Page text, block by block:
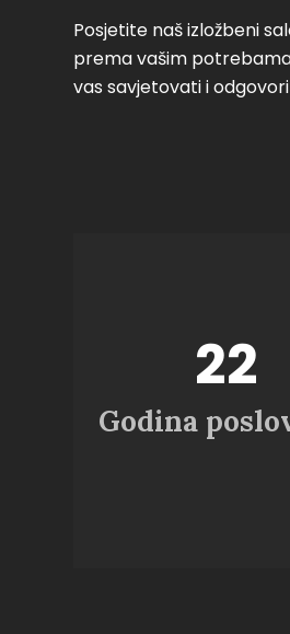
Posjetite naš izložbeni
prema vašim
vas savjetovati i
28+
Godina